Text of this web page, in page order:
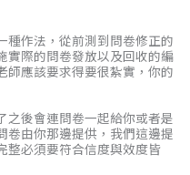
種作法，從前測到問卷修正的
實際的問卷發放以及回收的編
應該要求得要很紮實，你的
之後會連問卷一起給你或者是
卷由你那邊提供，我們這邊提
整必須要符合信度與效度皆